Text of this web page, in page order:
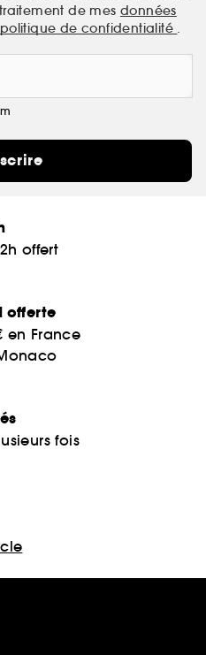
de mes données
politique de confidentialité .
offert
offerte
en France
fois